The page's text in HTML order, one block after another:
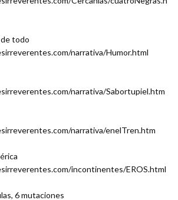
todo
narrativa/Humor.html
narrativa/Sabortupiel.htm
narrativa/enelTren.htm
incontinentes/EROS.html
6 mutaciones